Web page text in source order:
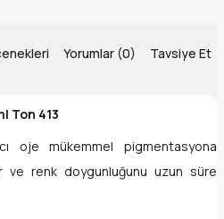
Yorumlar (0) Tavsiye Et
Ton 413
oje mükemmel pigmentasyona
ve renk doygunluğunu uzun süre